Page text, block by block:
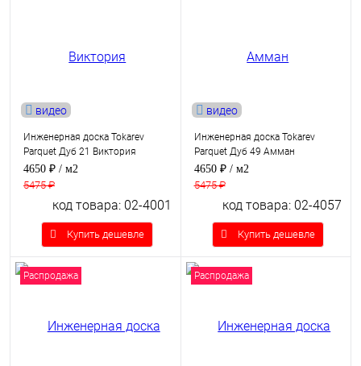
видео
Инженерная доска Tokarev
Parquet Дуб 21 Виктория
4650 ₽ / м2
5475 ₽
код товара: 02-4001
Купить дешевле
видео
Инженерная доска Tokarev
Parquet Дуб 49 Амман
4650 ₽ / м2
5475 ₽
код товара: 02-4057
Купить дешевле
Распродажа Распродажа